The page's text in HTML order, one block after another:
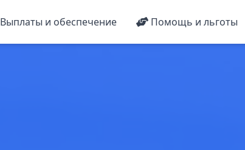
Выплаты и обеспечение Помощь и льготы